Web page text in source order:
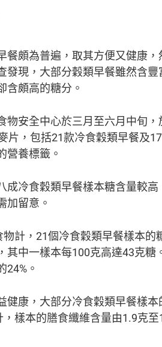
餐頗為普遍，取其方便又健康，
發現，大部分穀類早餐雖然含
含頗高的糖分。
物安全中心於三月至六月中旬，
片，包括21款冷食穀類早餐及
營養標籤。
成冷食穀類早餐樣本糖含量較高
加留意。
計，21個冷食穀類早餐樣本
其中一樣本每100克高達43克
24%。
健康，大部分冷食穀類早餐樣
，樣本的膳食纖維含量由1.9克